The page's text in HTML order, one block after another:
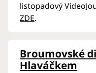
listopadový
ZDE.
Broumovské
Hlaváčkem